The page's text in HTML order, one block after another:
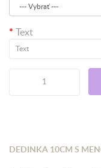
Text
DEDINKA 10CM S